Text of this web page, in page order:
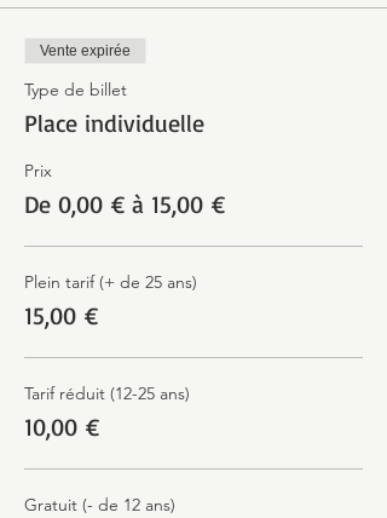
Vente expirée
Type de billet
Place individuelle
Prix
De 0,00 € à 15,00 €
Plein tarif (+ de 25 ans)
15,00 €
Tarif réduit (12-25 ans)
10,00 €
Gratuit (- de 12 ans)